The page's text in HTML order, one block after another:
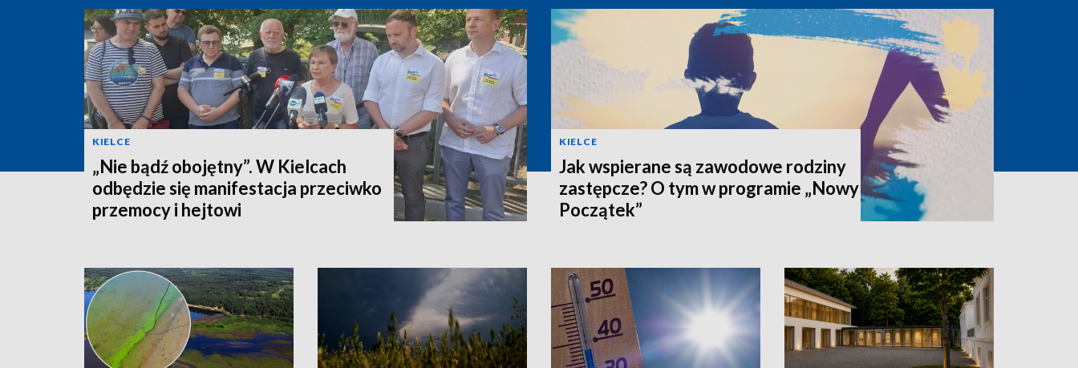
KIELCE
„Nie bądź obojętny”. W Kielcach
odbędzie się manifestacja przeciwko
przemocy i hejtowi
KIELCE
Jak wspierane są zawodowe rodziny
zastępcze? O tym w programie „Nowy
Początek”